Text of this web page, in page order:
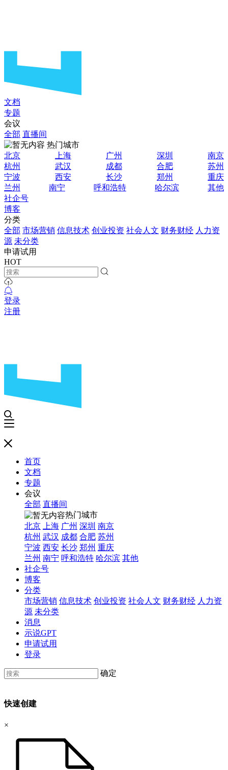
文档
专题
会议
全部 直播间
热门城市
北京
上海 广州 深圳
南京
杭州
武汉 成都 合肥
苏州
宁波
西安 长沙 郑州
重庆
兰州
南宁 呼和浩特 哈尔滨
其他
社企号
博客
分类
全部 市场营销 信息技术 创业投资 社会人文 财务财经 人力资
源 未分类
申请试用
HOT
登录
注册
首页
文档
专题
会议
全部 直播间
热门城市
北京
上海 广州 深圳 南京
杭州 武汉 成都 合肥 苏州
宁波 西安 长沙 郑州 重庆
兰州 南宁 呼和浩特 哈尔滨 其他
社企号
博客
分类
市场营销 信息技术 创业投资 社会人文 财务财经 人力资
源 未分类
消息
示说GPT
申请试用
登录
确定
快速创建
×